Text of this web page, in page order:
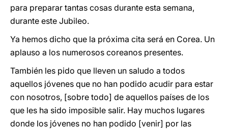
para preparar tantas cosas durante esta semana,
durante este Jubileo.
Ya hemos dicho que la próxima cita será en Corea. Un
aplauso a los numerosos coreanos presentes.
También les pido que lleven un saludo a todos
aquellos jóvenes que no han podido acudir para estar
con nosotros, [sobre todo] de aquellos países de los
que les ha sido imposible salir. Hay muchos lugares
donde los jóvenes no han podido [venir] por las